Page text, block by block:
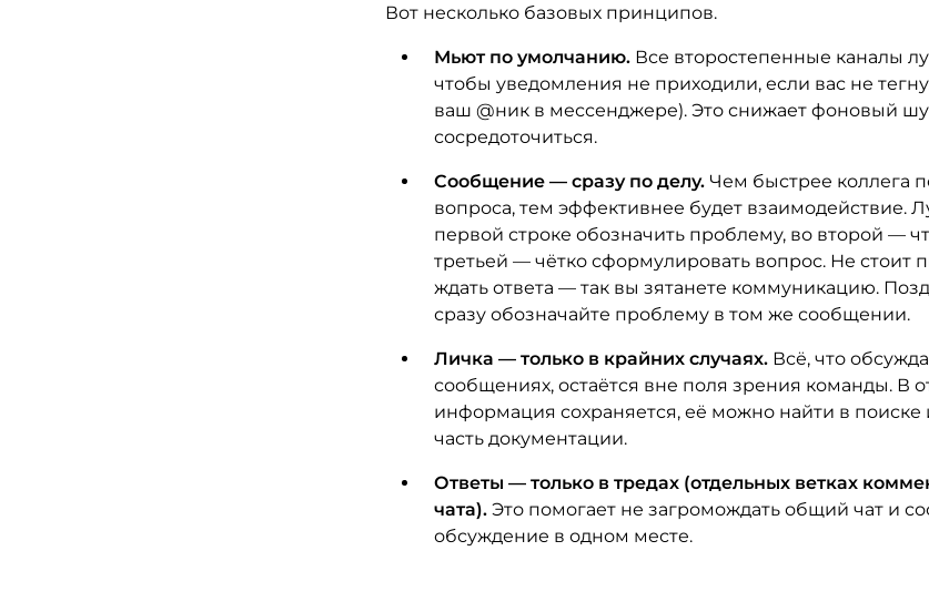
Вот несколько базовых принципов.
Мьют по умолчанию. Все второстепенные каналы
чтобы уведомления не приходили, если вас не
ваш @ник в мессенджере). Это снижает фоновый
сосредоточиться.
Сообщение — сразу по делу. Чем быстрее коллега
вопроса, тем эффективнее будет взаимодействие.
первой строке обозначить проблему, во второй —
третьей — чётко сформулировать вопрос. Не стоит
ждать ответа — так вы зятанете коммуникацию.
сразу обозначайте проблему в том же сообщении.
Личка — только в крайних случаях. Всё, что
сообщениях, остаётся вне поля зрения команды. В
информация сохраняется, её можно найти в поиске
часть документации.
Ответы — только в тредах (отдельных ветках
чата). Это помогает не загромождать общий чат и
обсуждение в одном месте.